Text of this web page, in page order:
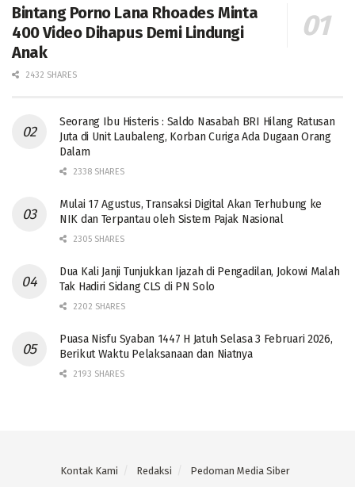
Bintang Porno Lana Rhoades Minta
400 Video Dihapus Demi Lindungi
Anak
2432 SHARES
Seorang Ibu Histeris : Saldo Nasabah BRI Hilang Ratusan
Juta di Unit Laubaleng, Korban Curiga Ada Dugaan Orang
Dalam
2338 SHARES
Mulai 17 Agustus, Transaksi Digital Akan Terhubung ke
NIK dan Terpantau oleh Sistem Pajak Nasional
2305 SHARES
Dua Kali Janji Tunjukkan Ijazah di Pengadilan, Jokowi Malah
Tak Hadiri Sidang CLS di PN Solo
2202 SHARES
Puasa Nisfu Syaban 1447 H Jatuh Selasa 3 Februari 2026,
Berikut Waktu Pelaksanaan dan Niatnya
2193 SHARES
Kontak Kami Redaksi Pedoman Media Siber